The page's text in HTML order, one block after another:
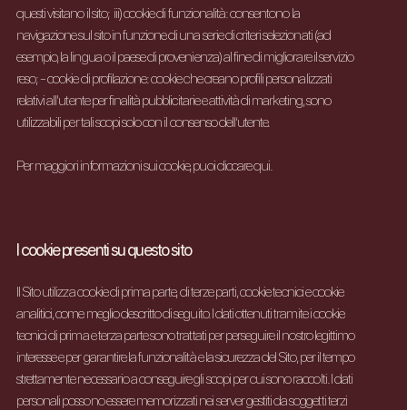
questi visitano il sito; iii) cookie di funzionalità: consentono la
navigazione sul sito in funzione di una serie di criteri selezionati (ad
esempio, la lingua o il paese di provenienza) al fine di migliorare il servizio
reso; - cookie di profilazione: cookie che creano profili personalizzati
relativi all'utente per finalità pubblicitarie e attività di marketing, sono
utilizzabili per tali scopi solo con il consenso dell’utente.
Per maggiori informazioni sui cookie, puoicliccare qui.
I cookie presenti su questo sito
Il Sito utilizza cookie di prima parte, di terze parti, cookie tecnici e cookie
analitici, come meglio descritto di seguito. I dati ottenuti tramite i cookie
tecnici di prima e terza parte sono trattati per perseguire il nostro legittimo
interesse e per garantire la funzionalità e la sicurezza del Sito, per il tempo
strettamente necessario a conseguire gli scopi per cui sono raccolti. I dati
personali possono essere memorizzati nei server gestiti da soggetti terzi